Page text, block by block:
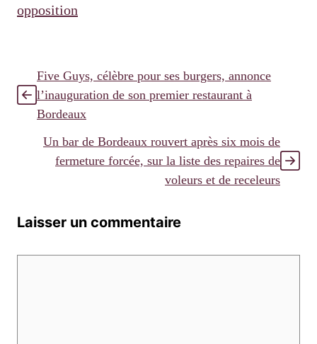
opposition
Five Guys, célèbre pour ses burgers, annonce
l’inauguration de son premier restaurant à
Bordeaux
Un bar de Bordeaux rouvert après six mois de
fermeture forcée, sur la liste des repaires de
voleurs et de receleurs
Laisser un commentaire